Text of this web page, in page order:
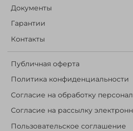
Документы
Гарантии
Контакты
Публичная оферта
Политика конфиденциальности
Согласие на обработку
Согласие на рассылку
Пользовательское соглашение